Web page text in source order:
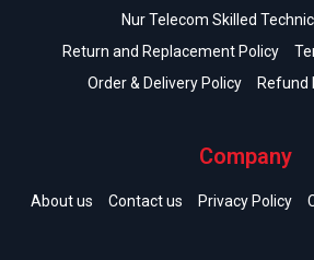
Nur Telecom Skilled
Return and Replacement Policy
Order & Delivery Policy
Refund
Company
About us Contact us Privacy Policy